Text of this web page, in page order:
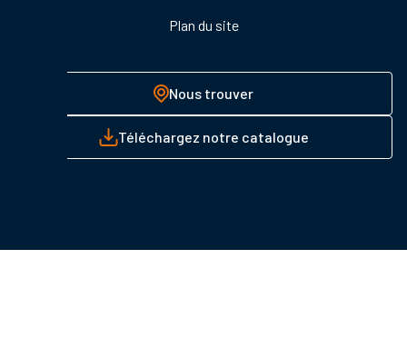
Plan du site
Nous trouver
Téléchargez notre catalogue